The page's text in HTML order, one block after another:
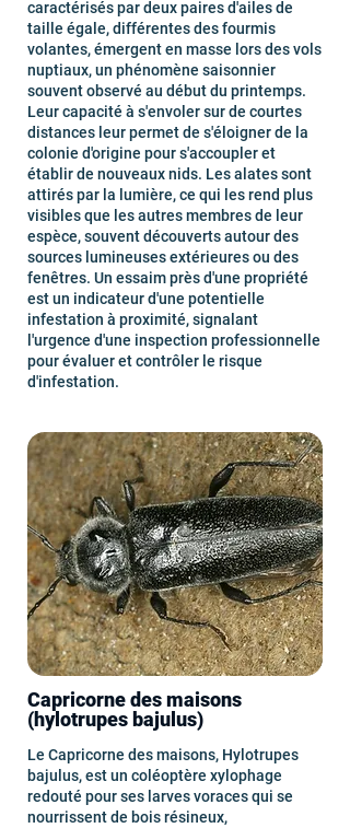
caractérisés par deux paires d'ailes de
taille égale, différentes des fourmis
volantes, émergent en masse lors des vols
nuptiaux, un phénomène saisonnier
souvent observé au début du printemps.
Leur capacité à s'envoler sur de courtes
distances leur permet de s'éloigner de la
colonie d'origine pour s'accoupler et
établir de nouveaux nids. Les alates sont
attirés par la lumière, ce qui les rend plus
visibles que les autres membres de leur
espèce, souvent découverts autour des
sources lumineuses extérieures ou des
fenêtres. Un essaim près d'une propriété
est un indicateur d'une potentielle
infestation à proximité, signalant
l'urgence d'une inspection professionnelle
pour évaluer et contrôler le risque
d'infestation.
Capricorne des maisons
(hylotrupes bajulus)
Le Capricorne des maisons, Hylotrupes
bajulus, est un coléoptère xylophage
redouté pour ses larves voraces qui se
nourrissent de bois résineux,